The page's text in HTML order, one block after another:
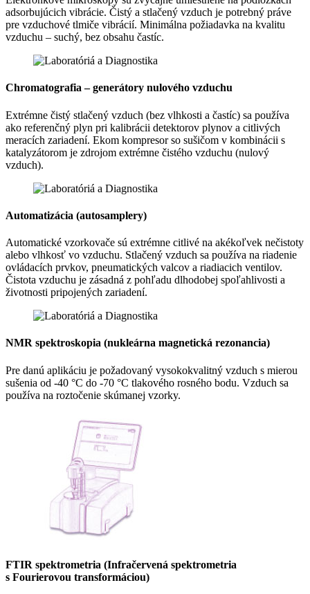
adsorbujúcich vibrácie. Čistý a stlačený vzduch je potrebný práve
pre vzduchové tlmiče vibrácií. Minimálna požiadavka na kvalitu
vzduchu – suchý, bez obsahu častíc.
Chromatografia – generátory nulového vzduchu
Extrémne čistý stlačený vzduch (bez vlhkosti a častíc) sa používa
ako referenčný plyn pri kalibrácii detektorov plynov a citlivých
meracích zariadení. Ekom kompresor so sušičom v kombinácii s
katalyzátorom je zdrojom extrémne čistého vzduchu (nulový
vzduch).
Automatizácia (autosamplery)
Automatické vzorkovače sú extrémne citlivé na akékoľvek nečistoty
alebo vlhkosť vo vzduchu. Stlačený vzduch sa používa na riadenie
ovládacích prvkov, pneumatických valcov a riadiacich ventilov.
Čistota vzduchu je zásadná z pohľadu dlhodobej spoľahlivosti a
životnosti pripojených zariadení.
NMR spektroskopia (nukleárna magnetická rezonancia)
Pre danú aplikáciu je požadovaný vysokokvalitný vzduch s mierou
sušenia od -40 °C do -70 °C tlakového rosného bodu. Vzduch sa
používa na roztočenie skúmanej vzorky.
FTIR spektrometria (Infračervená spektrometria
s Fourierovou transformáciou)